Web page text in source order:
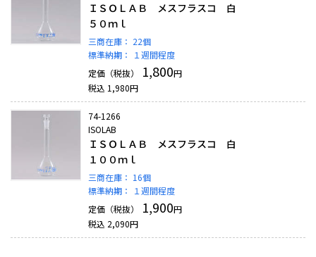
ＩＳＯＬＡＢ メスフラスコ 白
５０ｍｌ
三商在庫： 22個
標準納期：
１週間程度
定価（税抜）
1,800円
税込 1,980円
74-1266
ISOLAB
ＩＳＯＬＡＢ メスフラスコ 白
１００ｍｌ
三商在庫： 16個
標準納期：
１週間程度
定価（税抜）
1,900円
税込 2,090円